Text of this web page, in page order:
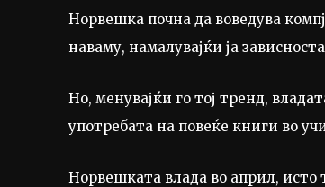
Норвешка почна да воведува
наваму, намалувајќи ја
Но, менувајќи го тој тренд,
употребата на повеќе книги во
Норвешката влада во април, исто